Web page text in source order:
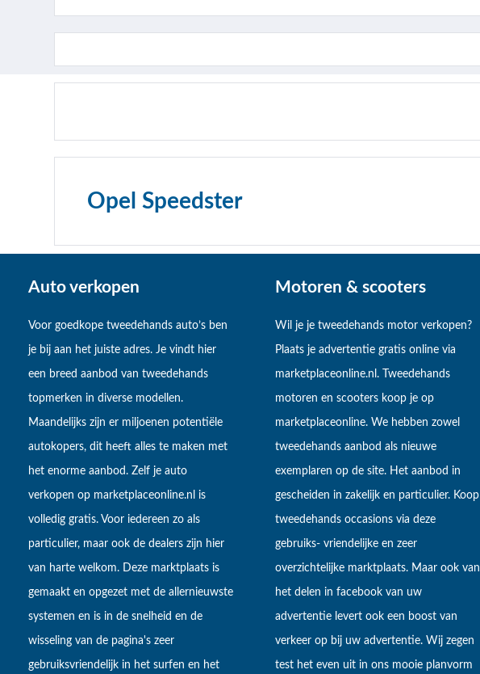
Opel Speedster
Auto verkopen
Voor goedkope tweedehands auto’s ben
je bij aan het juiste adres. Je vindt hier
een breed aanbod van tweedehands
topmerken in diverse modellen.
Maandelijks zijn er miljoenen potentiële
autokopers, dit heeft alles te maken met
het enorme aanbod. Zelf je auto
verkopen op marketplaceonline.nl is
volledig gratis. Voor iedereen zo als
particulier, maar ook de dealers zijn hier
van harte welkom. Deze marktplaats is
gemaakt en opgezet met de allernieuwste
systemen en is in de snelheid en de
wisseling van de pagina's zeer
gebruiksvriendelijk in het surfen en het
Motoren & scooters
Wil je je tweedehands motor verkopen?
Plaats je advertentie gratis online via
marketplaceonline.nl. Tweedehands
motoren en scooters koop je op
marketplaceonline. We hebben zowel
tweedehands aanbod als nieuwe
exemplaren op de site. Het aanbod in
gescheiden in zakelijk en particulier. Koop
tweedehands occasions via deze
gebruiks- vriendelijke en zeer
overzichtelijke marktplaats. Maar ook van
het delen in facebook van uw
advertentie levert ook een boost van
verkeer op bij uw advertentie. Wij zegen
test het even uit in ons mooie planvorm